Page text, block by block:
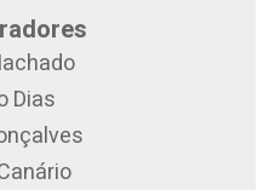
Dias